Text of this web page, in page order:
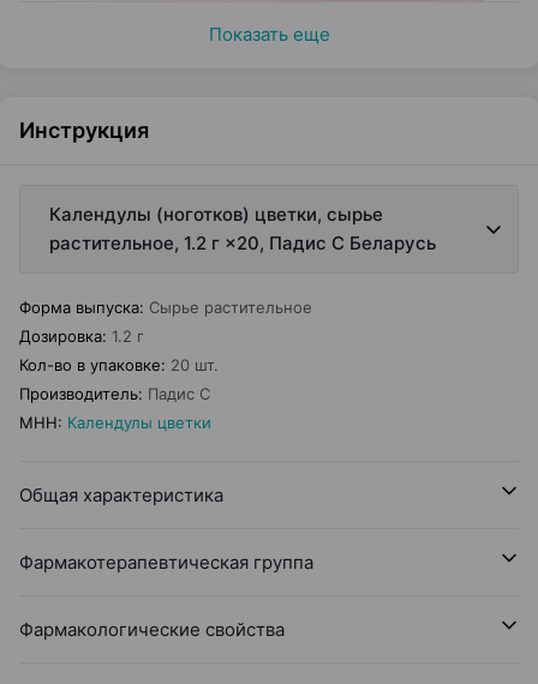
Показать еще
Инструкция
Календулы (ноготков) цветки, сырье
растительное, 1.2 г ×20, Падис С Беларусь
Форма выпуска: Сырье растительное
Дозировка: 1.2 г
Кол-во в упаковке: 20 шт.
Производитель: Падис С
МНН: Календулы цветки
Общая характеристика
Фармакотерапевтическая группа
Фармакологические свойства